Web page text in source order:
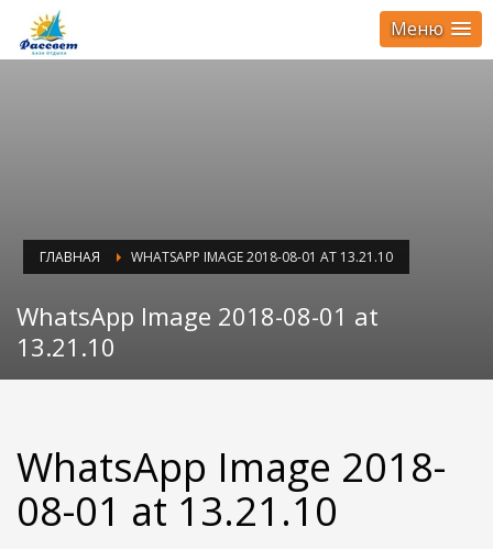
Меню
ГЛАВНАЯ WHATSAPP IMAGE 2018-08-01 AT 13.21.10
WhatsApp Image 2018-08-01 at
13.21.10
WhatsApp Image 2018-
08-01 at 13.21.10